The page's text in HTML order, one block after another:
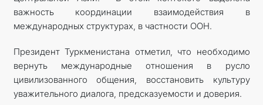
важность координации взаимодействия в
международных структурах, в частности ООН.
Президент Туркменистана отметил, что необходимо
вернуть международные отношения в русло
цивилизованного общения, восстановить культуру
уважительного диалога, предсказуемости и доверия.